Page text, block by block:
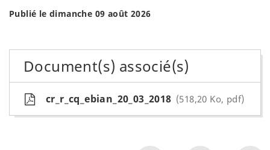
Publié le dimanche 09 août 2026
Document(s) associé(s)
cr_r_cq_ebian_20_03_2018 518,20 Ko, pdf